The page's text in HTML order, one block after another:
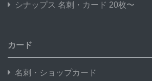
シナップス 名刺・カード 20枚〜
カード
名刺・ショップカード